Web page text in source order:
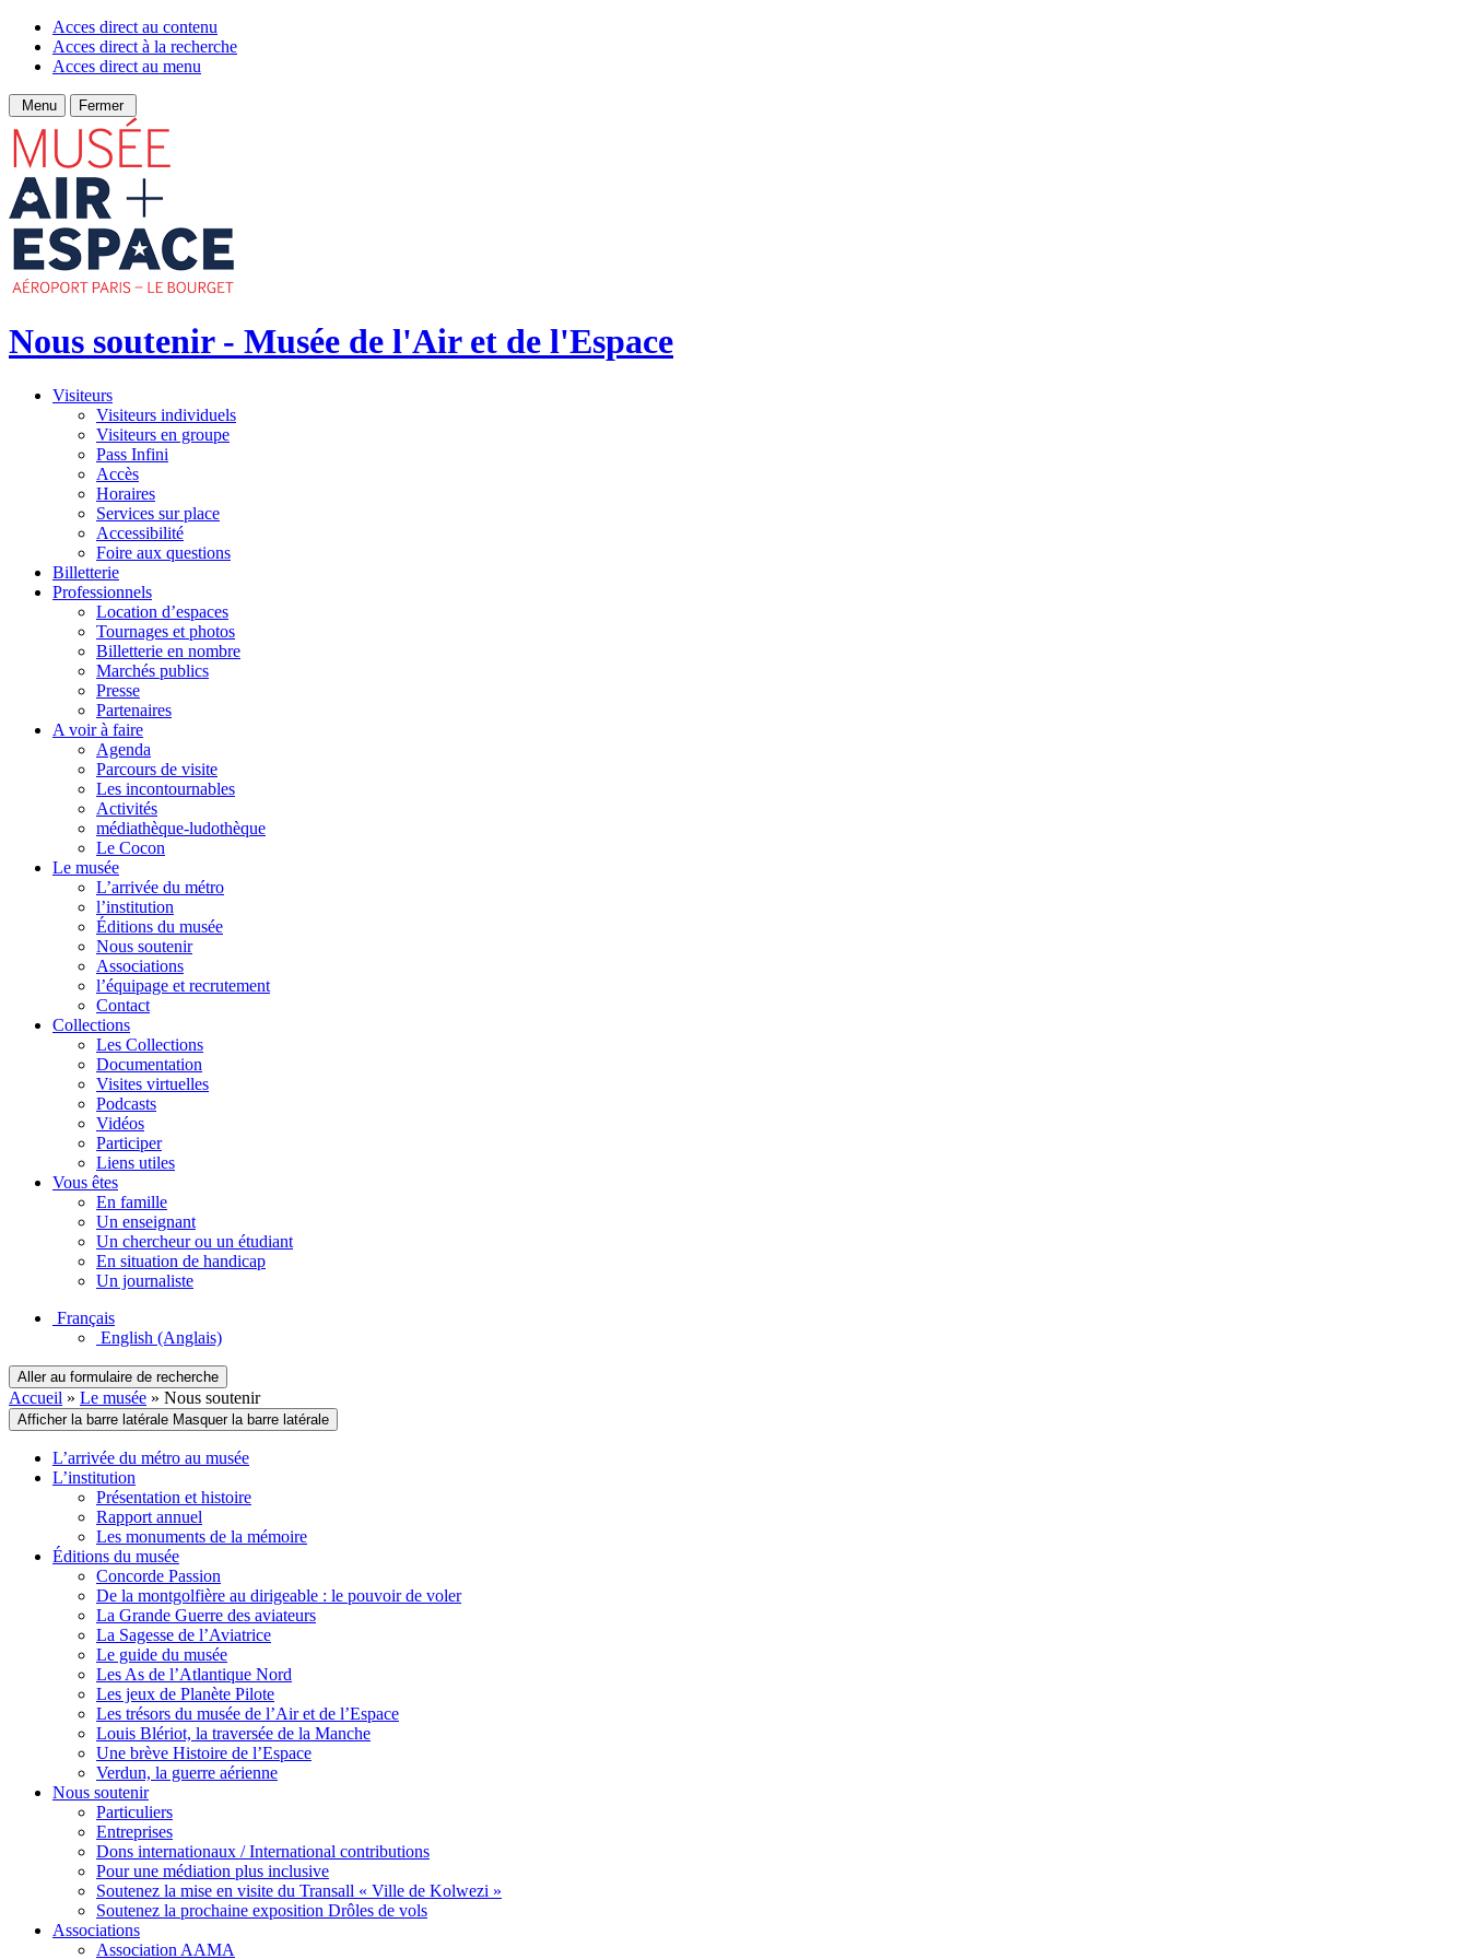
Acces direct au contenu
Acces direct à la recherche
Acces direct au menu
Menu Fermer
Nous soutenir - Musée de l'Air et de l'Espace
Visiteurs
Visiteurs individuels
Visiteurs en groupe
Pass Infini
Accès
Horaires
Services sur place
Accessibilité
Foire aux questions
Billetterie
Professionnels
Location d’espaces
Tournages et photos
Billetterie en nombre
Marchés publics
Presse
Partenaires
A voir à faire
Agenda
Parcours de visite
Les incontournables
Activités
médiathèque-ludothèque
Le Cocon
Le musée
L’arrivée du métro
l’institution
Éditions du musée
Nous soutenir
Associations
l’équipage et recrutement
Contact
Collections
Les Collections
Documentation
Visites virtuelles
Podcasts
Vidéos
Participer
Liens utiles
Vous êtes
En famille
Un enseignant
Un chercheur ou un étudiant
En situation de handicap
Un journaliste
Français
English (Anglais)
Aller au formulaire de recherche
Accueil » Le musée » Nous soutenir
Afficher la barre latérale Masquer la barre latérale
L’arrivée du métro au musée
L’institution
Présentation et histoire
Rapport annuel
Les monuments de la mémoire
Éditions du musée
Concorde Passion
De la montgolfière au dirigeable : le pouvoir de voler
La Grande Guerre des aviateurs
La Sagesse de l’Aviatrice
Le guide du musée
Les As de l’Atlantique Nord
Les jeux de Planète Pilote
Les trésors du musée de l’Air et de l’Espace
Louis Blériot, la traversée de la Manche
Une brève Histoire de l’Espace
Verdun, la guerre aérienne
Nous soutenir
Particuliers
Entreprises
Dons internationaux / International contributions
Pour une médiation plus inclusive
Soutenez la mise en visite du Transall « Ville de Kolwezi »
Soutenez la prochaine exposition Drôles de vols
Associations
Association AAMA